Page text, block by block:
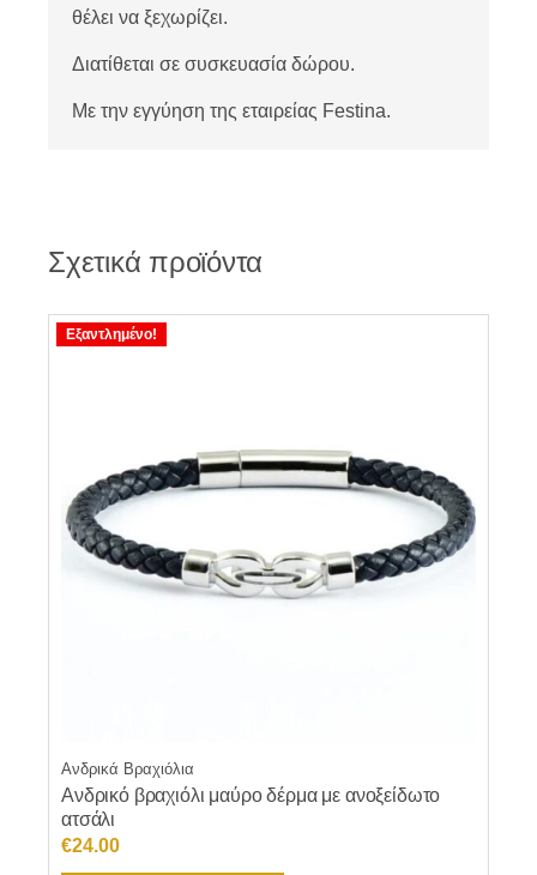
θέλει να ξεχωρίζει.
Διατίθεται σε συσκευασία δώρου.
Με την εγγύηση της εταιρείας Festina.
Σχετικά προϊόντα
Εξαντλημένο!
Ανδρικά Βραχιόλια
Ανδρικό βραχιόλι μαύρο δέρμα με ανοξείδωτο
ατσάλι
€24.00